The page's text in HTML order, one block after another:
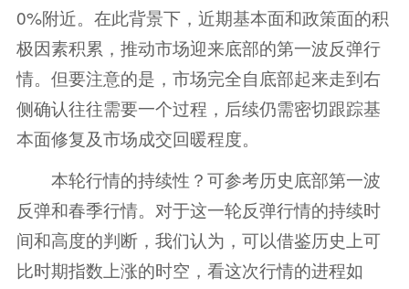
0%附近。在此背景下，近期基本面和政策面的积
极因素积累，推动市场迎来底部的第一波反弹行
情。但要注意的是，市场完全自底部起来走到右
侧确认往往需要一个过程，后续仍需密切跟踪基
本面修复及市场成交回暖程度。
本轮行情的持续性？可参考历史底部第一波
反弹和春季行情。对于这一轮反弹行情的持续时
间和高度的判断，我们认为，可以借鉴历史上可
比时期指数上涨的时空，看这次行情的进程如